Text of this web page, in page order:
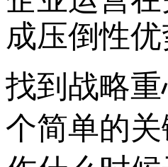
成压倒性
找到战略
个简单的